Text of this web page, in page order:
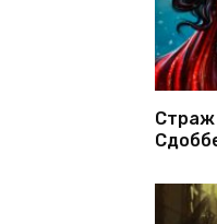
Страж